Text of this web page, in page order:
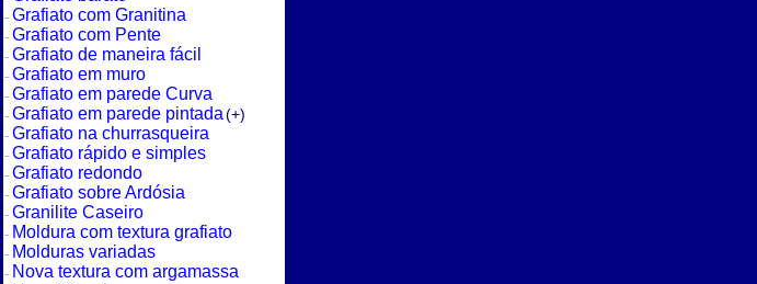
Grafiato com Granitina
Grafiato com Pente
Grafiato de maneira fácil
Grafiato em muro
Grafiato em parede Curva
Grafiato em parede pintada (+)
Grafiato na churrasqueira
Grafiato rápido e simples
Grafiato redondo
Grafiato sobre Ardósia
Granilite Caseiro
Moldura com textura grafiato
Molduras variadas
Nova textura com argamassa